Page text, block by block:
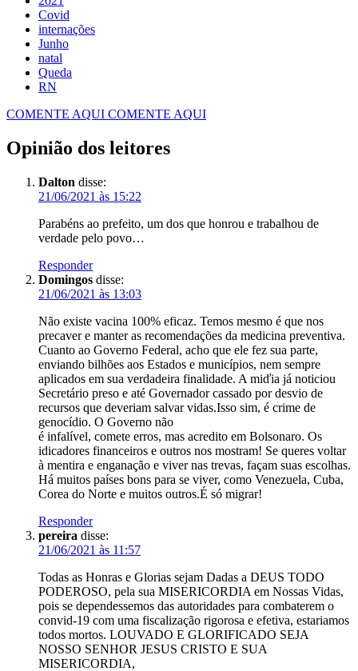
Covid
internações
Junho
natal
Queda
RN
COMENTE AQUI COMENTE AQUI
Opinião dos leitores
Dalton disse:
21/06/2021 às 15:22
Parabéns ao prefeito, um dos que honrou e trabalhou de
verdade pelo povo…
Responder
Domingos disse:
21/06/2021 às 13:03
Não existe vacina 100% eficaz. Temos mesmo é que nos
precaver e manter as recomendações da medicina preventiva.
Cuanto ao Governo Federal, acho que ele fez sua parte,
enviando bilhões aos Estados e municípios, nem sempre
aplicados em sua verdadeira finalidade. A miďia já noticiou
Secretário preso e até Governador cassado por desvio de
recursos que deveriam salvar vidas.Isso sim, é crime de
genocídio. O Governo não
é infalível, comete erros, mas acredito em Bolsonaro. Os
idicadores financeiros e outros nos mostram! Se queres voltar
à mentira e enganação e viver nas trevas, façam suas escolhas.
Há muitos países bons para se viver, como Venezuela, Cuba,
Corea do Norte e muitos outros.É só migrar!
Responder
pereira disse:
21/06/2021 às 11:57
Todas as Honras e Glorias sejam Dadas a DEUS TODO
PODEROSO, pela sua MISERICORDIA em Nossas Vidas,
pois se dependessemos das autoridades para combaterem o
convid-19 com uma fiscalização rigorosa e efetiva, estariamos
todos mortos. LOUVADO E GLORIFICADO SEJA
NOSSO SENHOR JESUS CRISTO E SUA
MISERICORDIA,